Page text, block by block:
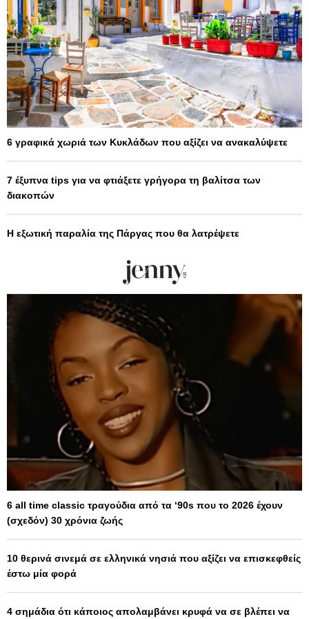
6 γραφικά χωριά των Κυκλάδων που αξίζει να ανακαλύψετε
7 έξυπνα tips για να φτιάξετε γρήγορα τη βαλίτσα των
διακοπών
Η εξωτική παραλία της Πάργας που θα λατρέψετε
6 all time classic τραγούδια από τα ‘90s που το 2026 έχουν
(σχεδόν) 30 χρόνια ζωής
10 θερινά σινεμά σε ελληνικά νησιά που αξίζει να επισκεφθείς
έστω μία φορά
4 σημάδια ότι κάποιος απολαμβάνει κρυφά να σε βλέπει να